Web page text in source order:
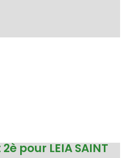
pour LEIA SAINT